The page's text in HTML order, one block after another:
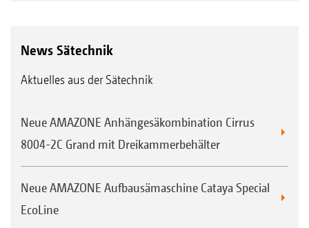
News Sätechnik
Aktuelles aus der Sätechnik
Neue AMAZONE Anhängesäkombination Cirrus
8004-2C Grand mit Dreikammerbehälter
Neue AMAZONE Aufbausämaschine Cataya Special
EcoLine